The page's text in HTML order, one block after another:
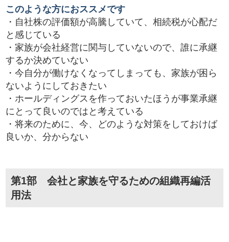
このような方におススメです
・自社株の評価額が高騰していて、相続税が心配だ
と感じている
・家族が会社経営に関与していないので、誰に承継
するか決めていない
・今自分が働けなくなってしまっても、家族が困ら
ないようにしておきたい
・ホールディングスを作っておいたほうが事業承継
にとって良いのではと考えている
・将来のために、今、どのような対策をしておけば
良いか、分からない
第1部 会社と家族を守るための組織再編活
用法